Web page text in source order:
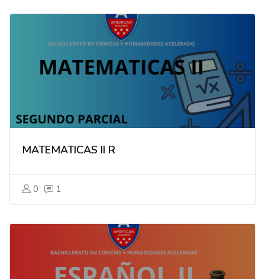
MATEMATICAS II R
0 1